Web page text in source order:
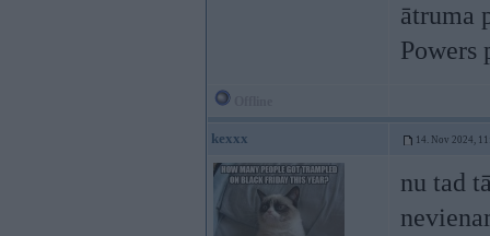
ātruma
Powers
kexxx 14. Nov 2024,
nu tad